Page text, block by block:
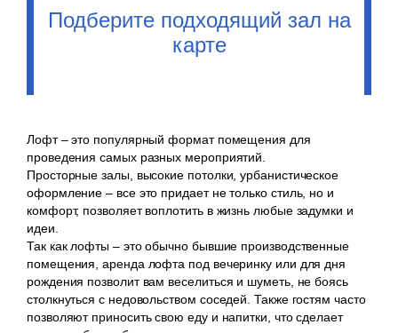
Подберите подходящий зал на
карте
Лофт – это популярный формат помещения для
проведения самых разных мероприятий.
Просторные залы, высокие потолки, урбанистическое
оформление – все это придает не только стиль, но и
комфорт, позволяет воплотить в жизнь любые задумки и
идеи.
Так как лофты – это обычно бывшие производственные
помещения, аренда лофта под вечеринку или для дня
рождения позволит вам веселиться и шуметь, не боясь
столкнуться с недовольством соседей. Также гостям часто
позволяют приносить свою еду и напитки, что сделает